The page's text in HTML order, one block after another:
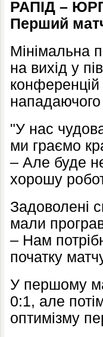
РАПІД –
Перший
Мінімальна
на вихід у
"У нас
ми граємо
– Але буде
хорошу
Задоволені
мали
– Нам
початку
У першому
0:1, але
оптимізму